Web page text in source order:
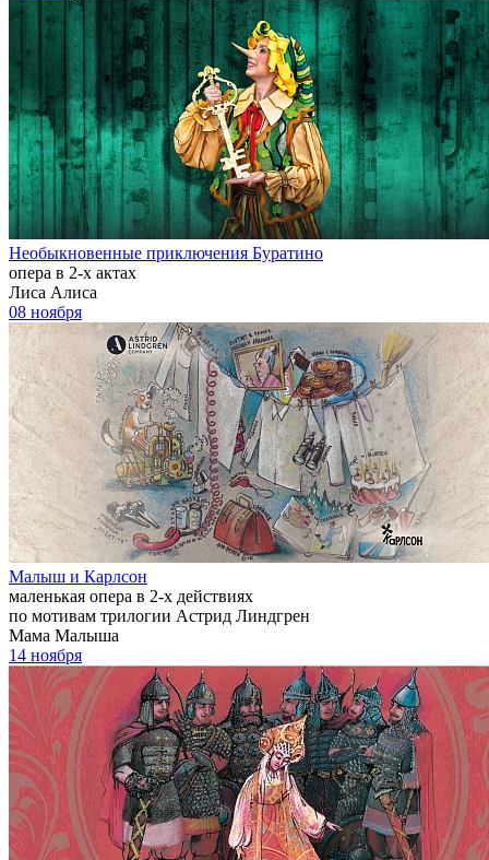
Необыкновенные приключения Буратино
опера в 2-х актах
Лиса Алиса
08 ноября
Малыш и Карлсон
маленькая опера в 2-х действиях
по мотивам трилогии Астрид Линдгрен
Мама Малыша
14 ноября